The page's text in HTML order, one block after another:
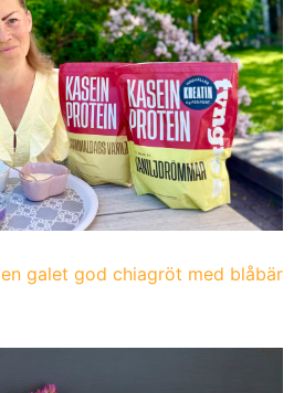
en galet god chiagröt med blåbär